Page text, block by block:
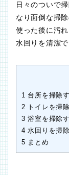
日々のついで
なり面倒な掃
使った後に汚
水回りを清潔
1 台所を掃除
2 トイレを掃
3 浴室を掃除
4 水回りを掃
5 まとめ